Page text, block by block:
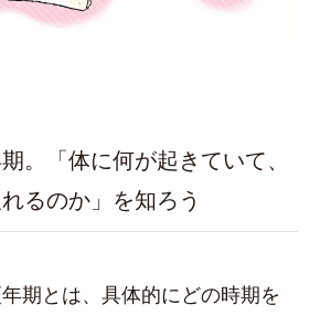
。「体に何が起きていて、
るのか」を知ろう
期とは、具体的にどの時期を